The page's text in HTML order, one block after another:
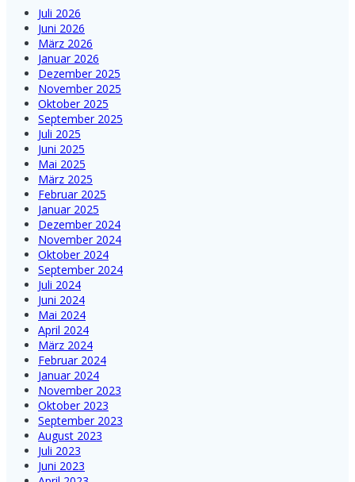
Juli 2026
Juni 2026
März 2026
Januar 2026
Dezember 2025
November 2025
Oktober 2025
September 2025
Juli 2025
Juni 2025
Mai 2025
März 2025
Februar 2025
Januar 2025
Dezember 2024
November 2024
Oktober 2024
September 2024
Juli 2024
Juni 2024
Mai 2024
April 2024
März 2024
Februar 2024
Januar 2024
November 2023
Oktober 2023
September 2023
August 2023
Juli 2023
Juni 2023